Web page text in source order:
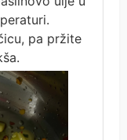
pa pržite